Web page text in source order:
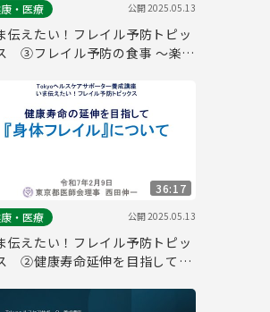
・医療
公開2025.05.13
伝えたい！フレイル予防トピッ
③フレイル予防の食事 ～楽し
36:17
・医療
公開2025.05.13
伝えたい！フレイル予防トピッ
②健康寿命延伸を目指して～